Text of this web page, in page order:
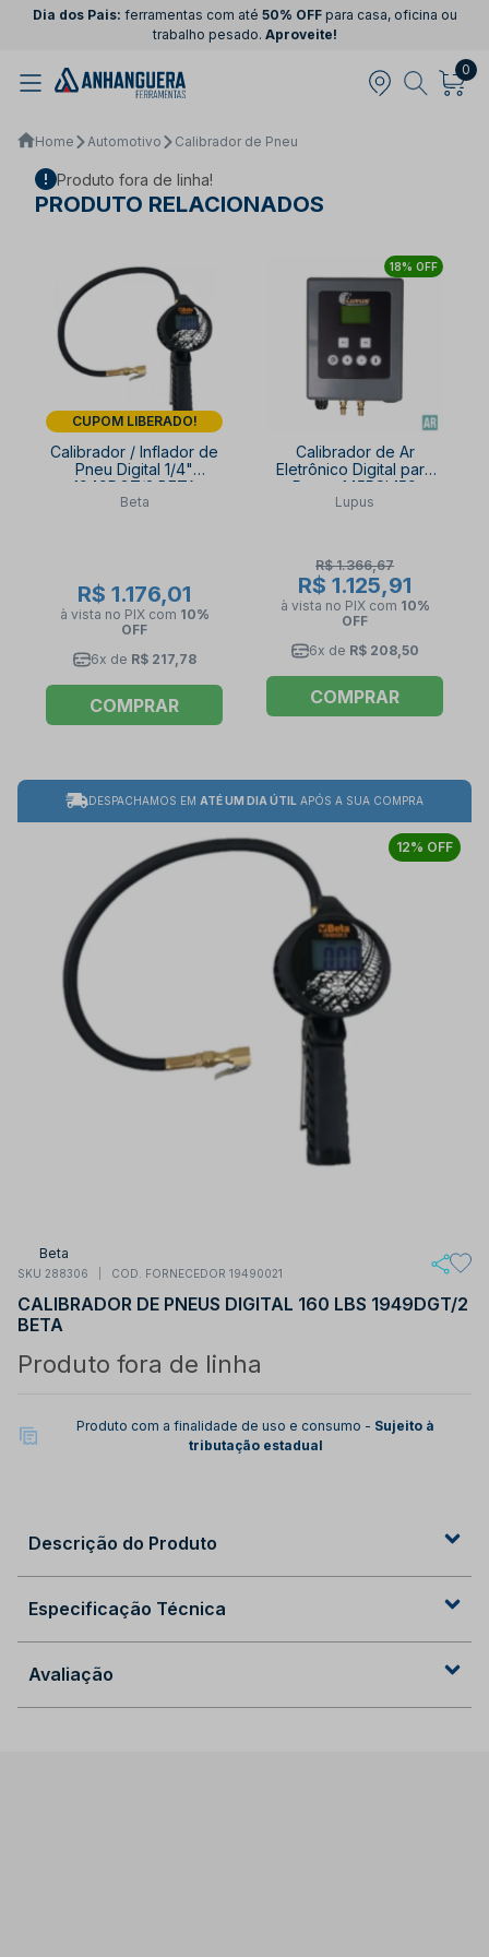
Dia dos Pais: ferramentas com até 50% OFFpara casa, oficina ou
trabalho pesado. Aproveite!
0
Home Automotivo Calibrador de Pneu
Produto fora de linha!
PRODUTO RELACIONADOS
CUPOM LIBERADO!
Calibrador / Inflador de
Pneu Digital 1/4"
1949DGT/2 BETA
Beta
R$ 1.176,01
à vista no PIX com 10%
OFF
6x de R$ 217,78
COMPRAR
18% OFF
Calibrador de Ar
Eletrônico Digital para
Pneus 145PSI 159
LUPUS
Lupus
R$ 1.366,67
R$ 1.125,91
à vista no PIX com 10%
OFF
6x de R$ 208,50
COMPRAR
DESPACHAMOS EM ATÉ UM DIA ÚTIL APÓS A SUA COMPRA
12% OFF
Beta
SKU 288306 COD. FORNECEDOR 19490021
CALIBRADOR DE PNEUS DIGITAL 160 LBS 1949DGT/2
BETA
Produto fora de linha
Produto com a finalidade de uso e consumo - Sujeito à
tributação estadual
Descrição do Produto
Especificação Técnica
Avaliação